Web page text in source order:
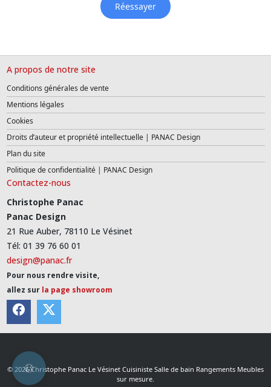
Réessayer
A propos de notre site
Conditions générales de vente
Mentions légales
Cookies
Droits d’auteur et propriété intellectuelle | PANAC Design
Plan du site
Politique de confidentialité | PANAC Design
Contactez-nous
Christophe Panac
Panac Design
21 Rue Auber, 78110 Le Vésinet
Tél: 01 39 76 60 01
design@panac.fr
Pour nous rendre visite,
allez sur la page showroom
© 2026 Christophe Panac Le Vésinet Cuisiniste Salle de bain Rangements Meubles
sur mesure.